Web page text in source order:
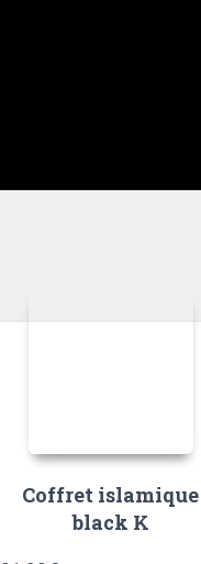
Coffret islamique
black K